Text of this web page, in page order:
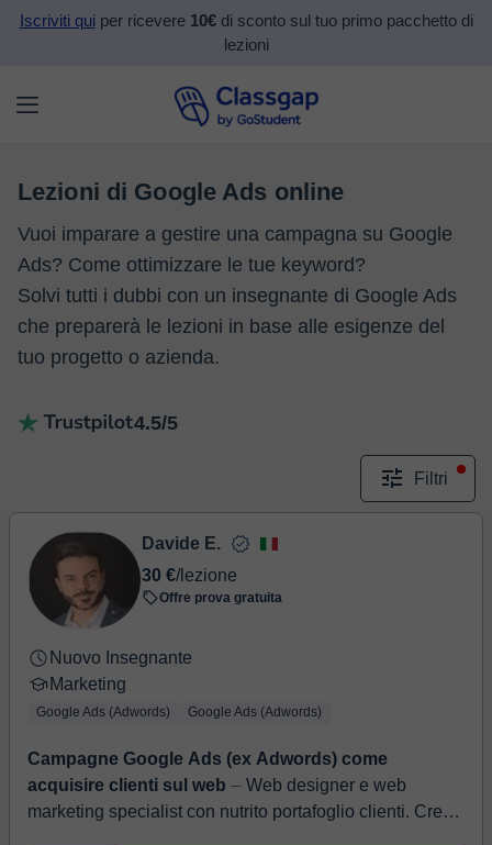
Iscriviti quiper ricevere 10€di sconto sul tuo primo pacchetto di
lezioni
Lezioni di Google Ads online
Vuoi imparare a gestire una campagna su Google
Ads? Come ottimizzare le tue keyword?
Solvi tutti i dubbi con un insegnante di Google Ads
che preparerà le lezioni in base alle esigenze del
tuo progetto o azienda.
4.5/5
Filtri
Davide E.
30 €/lezione
Offre prova gratuita
Nuovo Insegnante
Marketing
Google Ads (Adwords) Google Ads (Adwords)
Campagne Google Ads (ex Adwords) come
acquisire clienti sul web ⏤ Web designer e web
marketing specialist con nutrito portafoglio clienti. Creo